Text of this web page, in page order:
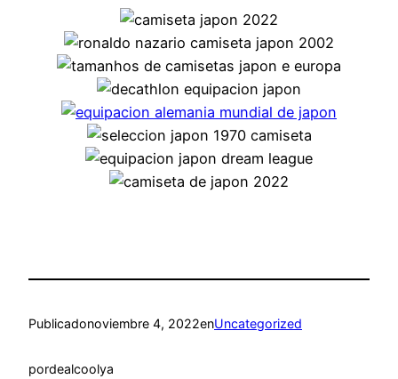
Publicadonoviembre 4, 2022enUncategorized
pordealcoolya